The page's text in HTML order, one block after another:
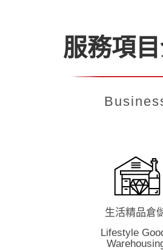
服務項
生活精品倉
Lifestyle